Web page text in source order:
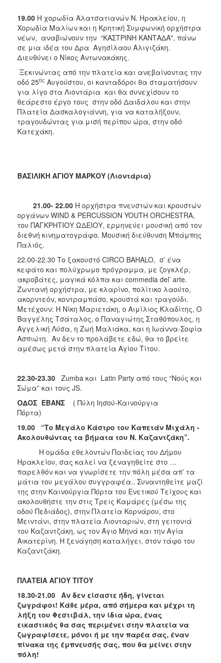
19.00 Η χορωδία Αλατσατιανών Ν. Ηρακλείου, η
Χορωδία Μαλίων και η Κρητική Συμφωνική ορχήστρα
νέων, αναβιώνουν την “ΚΑΣΤΡΙΝΗ ΚΑΝΤΑΔΑ", πάνω
σε μια ιδέα του Δρα Αγησίλαου Αλιγιζάκη.
Διευθύνει ο Νίκος Αντωνακάκης.
Ξεκινώντας από την πλατεία και ανεβαίνοντας την
οδό 25ης Αυγούστου, οι κανταδόροι θα σταματήσουν
για λίγο στα Λιοντάρια και θα συνεχίσουν το
θεάρεστο έργο τους στην οδό Δαιδάλου και στην
Πλατεία Δασκαλογιάννη, για να καταλήξουν,
τραγουδώντας για μισή περίπου ώρα, στην οδό
Κατεχάκη.
ΒΑΣΙΛΙΚΗ ΑΓΙΟΥ ΜΑΡΚΟΥ (Λιοντάρια)
21.00- 22.00 Η ορχήστρα πνευστών και κρουστών
οργάνων WIND & PERCUSSION YOUTH ORCHESTRA,
του ΠΑΓΚΡΗΤΙΟΥ ΩΔΕΙΟΥ, ερμηνεύει μουσική από τον
διεθνή κινηματογράφο. Μουσική διεύθυνση Μπάμπης
Παλιός.
22.00-22.30 Το ξακουστό CIRCO BAHALO, σ’ ένα
κεφάτο και πολύχρωμο πρόγραμμα, με ζογκλέρ,
ακροβάτες, μαγικά κόλπα και commedia del’ arte.
Zωντανή ορχήστρα, με κλαρίνο, πολίτικο λαούτο,
ακορντεόν, κοντραμπάσο, κρουστά και τραγούδι.
Μετέχουν: H Νίκη Μαριετάκη, ο Αιμίλιος Κλαδίτης, Ο
Βαγγέλης Τσάταλος, ο Παναγιώτης Σταθόπουλος, η
Αγγελική Λύσα, η Ζωή Μαλιάκα, και η Ιωάννα-Σοφία
Ασπιώτη. Αν δεν το προλάβετε εδώ, θα το βρείτε
αμέσως μετά στην πλατεία Αγίου Τίτου.
22.30-23.30 Zumba και Latin Party από τους “Νούς και
Σώμα” και τους JS.
ΟΔΟΣ ΕΒΑΝΣ ( Πύλη Ιησού-Καινούργια
Πόρτα)
19.00
“Το Μεγάλο Κάστρο του Καπετάν Μιχάλη -
Ακολουθώντας τα βήματα του Ν. Καζαντζάκη”.
H ομάδα εθελοντών Παιδείας του Δήμου
Ηρακλείου, σας καλεί να ξεναγηθείτε στο …
παρελθόν και να γνωρίσετε την πόλη μέσα απ’ τα
μάτια του μεγάλου συγγραφέα.. Συναντηθείτε μαζί
της στην Καινούργια Πόρτα του Ενετικού Τείχους και
ακολουθήστε την στις Τρεις Καμάρες (μέσω της
οδού Πεδιάδος), στην Πλατεία Κορνάρου, στο
Μειντάνι, στην πλατεία Λιονταριών, στη γειτονιά
του Καζαντζάκη, ως τον Άγιο Μηνά και την Αγία
Αικατερίνη. Η ξενάγηση καταλήγει, στον τάφο του
Καζαντζάκη.
ΠΛΑΤΕΙΑ ΑΓΙΟΥ ΤΙΤΟΥ
18.30-21.00 Αν δεν είσαστε ήδη, γίνεται
ζωγράφοι! Κάθε μέρα, από σήμερα και μέχρι τη
λήξη του Φεστιβάλ, την ίδια ώρα, ένας
εικαστικός θα σας περιμένει στην πλατεία να
ζωγραφίσετε, μόνοι ή με την παρέα σας, έναν
πίνακα της έμπνευσής σας, που θα μείνει στην
πόλη!